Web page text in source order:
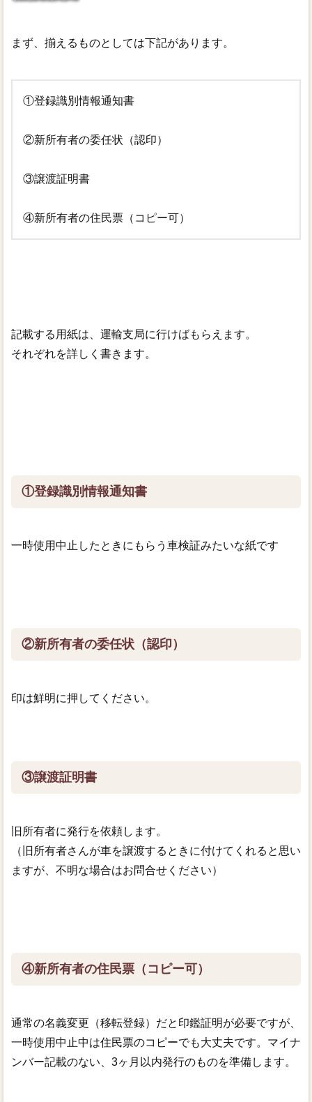
まず、揃えるものとしては下記があります。
①登録識別情報通知書
②新所有者の委任状（認印）
③譲渡証明書
④新所有者の住民票（コピー可）
記載する用紙は、運輸支局に行けばもらえます。
それぞれを詳しく書きます。
①登録識別情報通知書
一時使用中止したときにもらう車検証みたいな紙です
②新所有者の委任状（認印）
印は鮮明に押してください。
③譲渡証明書
旧所有者に発行を依頼します。
（旧所有者さんが車を譲渡するときに付けてくれると思い
ますが、不明な場合はお問合せください）
④新所有者の住民票（コピー可）
通常の名義変更（移転登録）だと印鑑証明が必要ですが、
一時使用中止中は住民票のコピーでも大丈夫です。マイナ
ンバー記載のない、3ヶ月以内発行のものを準備します。